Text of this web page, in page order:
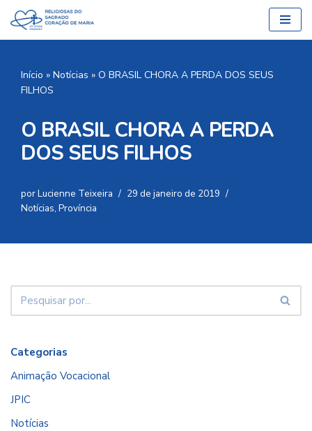
Pular
conteúdo
Início » Notícias » O BRASIL CHORA A PERDA DOS SEUS
FILHOS
O BRASIL CHORA A PERDA
DOS SEUS FILHOS
porLucienne Teixeira
29 de janeiro de 2019
Notícias, Província
Categorias
Animação Vocacional
JPIC
Notícias